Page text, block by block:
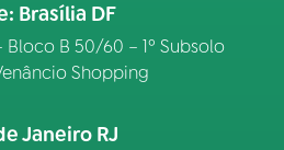
Brasília DF
Bloco B 50/60 – 1º Subsolo
Shopping
Janeiro RJ